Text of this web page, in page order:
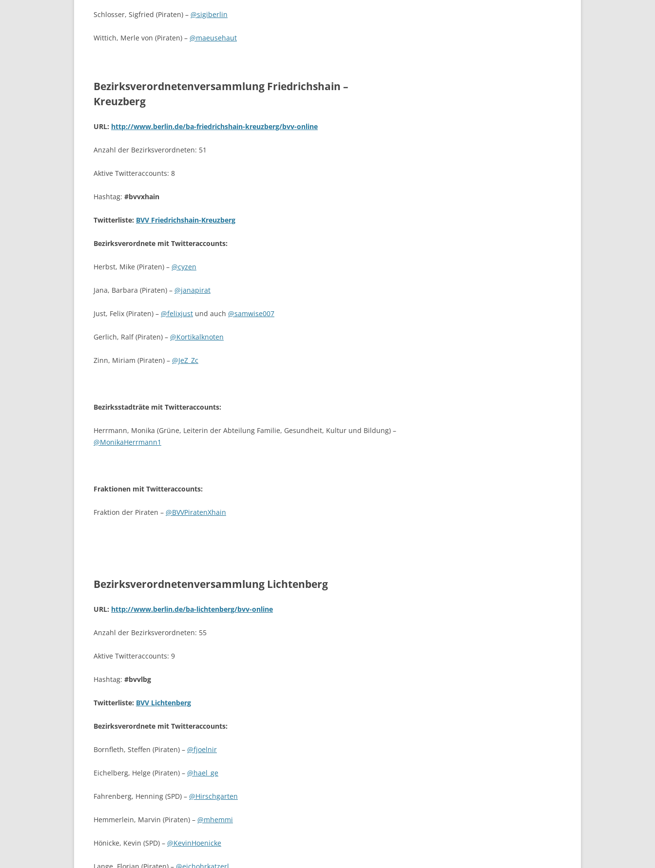
Schlosser, Sigfried (Piraten) – @sigiberlin
Wittich, Merle von (Piraten) – @maeusehaut
Bezirksverordnetenversammlung Friedrichshain –
Kreuzberg
URL: http://www.berlin.de/ba-friedrichshain-kreuzberg/bvv-online
Anzahl der Bezirksverordneten: 51
Aktive Twitteraccounts: 8
Hashtag: #bvvxhain
Twitterliste: BVV Friedrichshain-Kreuzberg
Bezirksverordnete mit Twitteraccounts:
Herbst, Mike (Piraten) – @cyzen
Jana, Barbara (Piraten) – @janapirat
Just, Felix (Piraten) – @felixjust und auch @samwise007
Gerlich, Ralf (Piraten) – @Kortikalknoten
Zinn, Miriam (Piraten) – @JeZ_Zc
Bezirksstadträte mit Twitteraccounts:
Herrmann, Monika (Grüne, Leiterin der Abteilung Familie, Gesundheit, Kultur und Bildung) –
@MonikaHerrmann1
Fraktionen mit Twitteraccounts:
Fraktion der Piraten – @BVVPiratenXhain
Bezirksverordnetenversammlung Lichtenberg
URL: http://www.berlin.de/ba-lichtenberg/bvv-online
Anzahl der Bezirksverordneten: 55
Aktive Twitteraccounts: 9
Hashtag: #bvvlbg
Twitterliste: BVV Lichtenberg
Bezirksverordnete mit Twitteraccounts:
Bornfleth, Steffen (Piraten) – @fjoelnir
Eichelberg, Helge (Piraten) – @hael_ge
Fahrenberg, Henning (SPD) – @Hirschgarten
Hemmerlein, Marvin (Piraten) – @mhemmi
Hönicke, Kevin (SPD) – @KevinHoenicke